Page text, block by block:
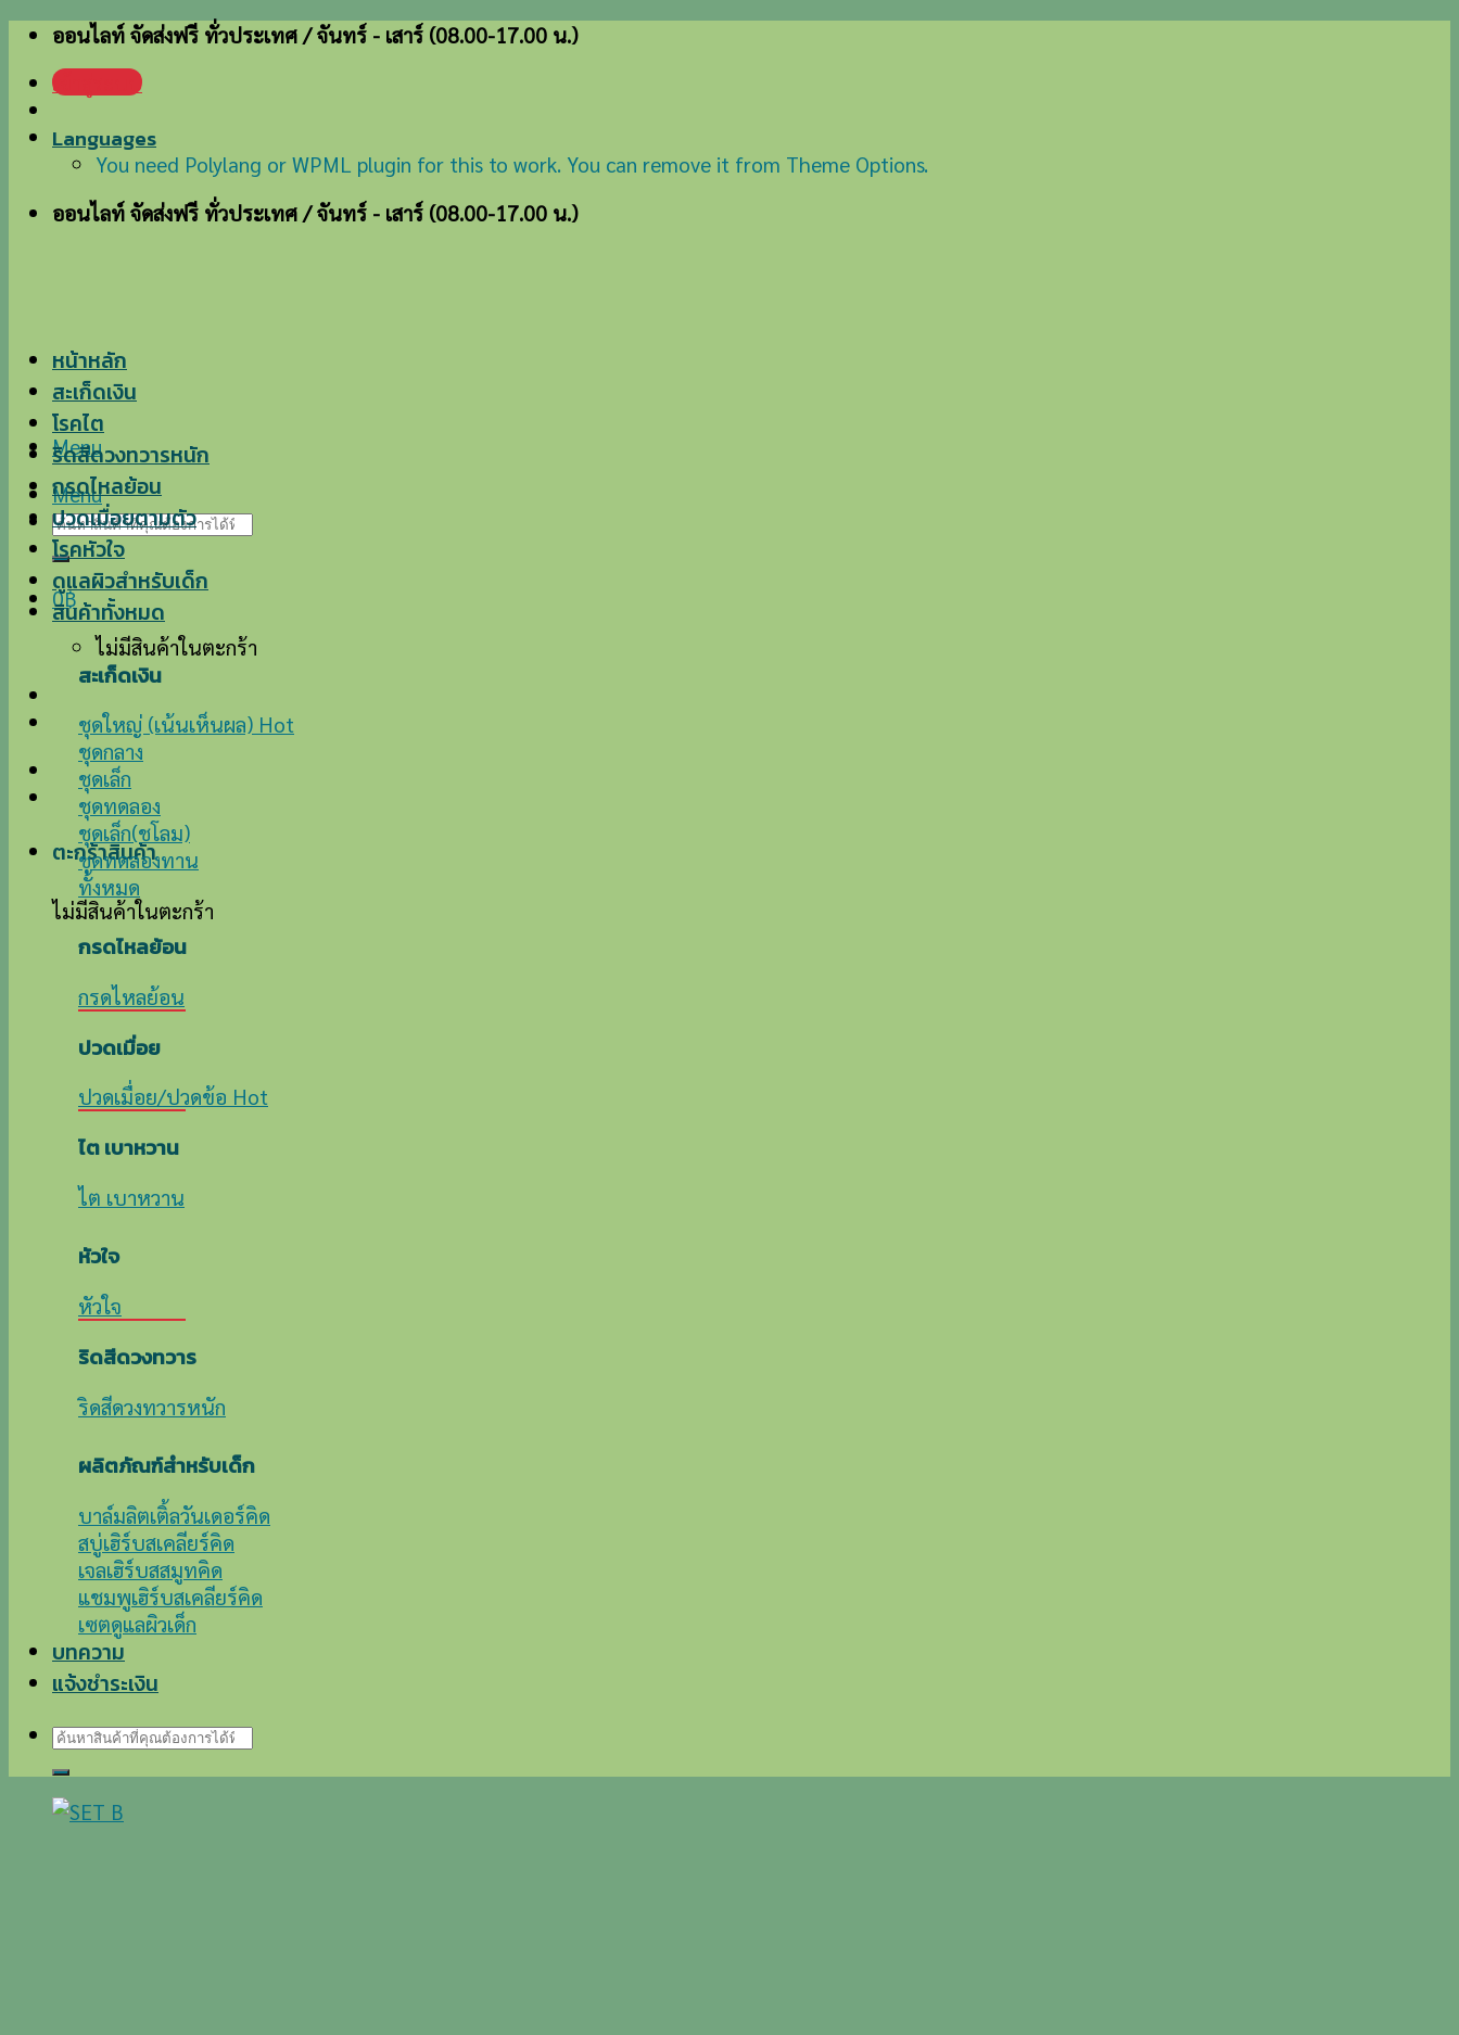
Skip
content
ออนไลท์ จัดส่งฟรี ทั่วประเทศ / จันทร์ - เสาร์ (08.00-17.00 น.)
เข้าสู่ระบบ
Languages
You need Polylang or WPML plugin for this to work. You can remove it from Theme Options.
ออนไลท์ จัดส่งฟรี ทั่วประเทศ / จันทร์ - เสาร์ (08.00-17.00 น.)
Menu
Menu
ค้นหา:
0฿
ไม่มีสินค้าในตะกร้า
ตะกร้าสินค้า
ไม่มีสินค้าในตะกร้า
หน้าหลัก
สะเก็ดเงิน
โรคไต
ริดสีดวงทวารหนัก
กรดไหลย้อน
ปวดเมื่อยตามตัว
โรคหัวใจ
ดูแลผิวสำหรับเด็ก
สินค้าทั้งหมด
สะเก็ดเงิน
ชุดใหญ่ (เน้นเห็นผล)
ชุดกลาง
ชุดเล็ก
ชุดทดลอง
ชุดเล็ก(ชโลม)
ชุดทดลองทาน
ทั้งหมด
กรดไหลย้อน
กรดไหลย้อน
ปวดเมื่อย
ปวดเมื่อย/ปวดข้อ
ไต เบาหวาน
ไต เบาหวาน
หัวใจ
หัวใจ
ริดสีดวงทวาร
ริดสีดวงทวารหนัก
ผลิตภัณฑ์สำหรับเด็ก
บาล์มลิตเติ้ลวันเดอร์คิด
สบู่เฮิร์บสเคลียร์คิด
เจลเฮิร์บสสมูทคิด
แชมพูเฮิร์บสเคลียร์คิด
เซตดูแลผิวเด็ก
บทความ
แจ้งชำระเงิน
ค้นหา: